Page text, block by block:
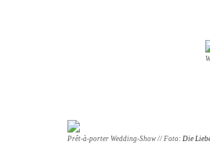
Prêt-à-porter Wedding-Show // Foto: Die